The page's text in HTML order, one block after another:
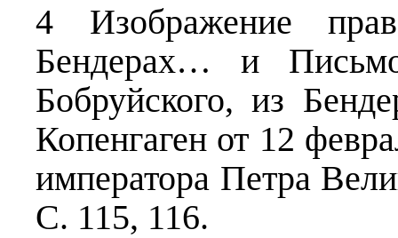
4 Изображение
Бендерах… и
Бобруйского, из
Копенгаген от 12
императора Петра
С. 115, 116.